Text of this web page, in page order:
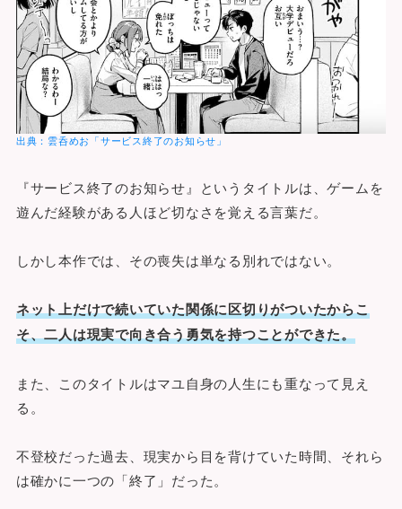
出典：雲呑めお「サービス終了のお知らせ」
『サービス終了のお知らせ』というタイトルは、ゲームを
遊んだ経験がある人ほど切なさを覚える言葉だ。
しかし本作では、その喪失は単なる別れではない。
ネット上だけで続いていた関係に区切りがついたからこ
そ、二人は現実で向き合う勇気を持つことができた。
また、このタイトルはマユ自身の人生にも重なって見え
る。
不登校だった過去、現実から目を背けていた時間、それら
は確かに一つの「終了」だった。